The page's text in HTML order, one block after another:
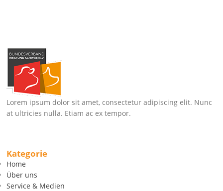
Lorem ipsum dolor sit amet, consectetur adipiscing elit. Nunc
at ultricies nulla. Etiam ac ex tempor.
Kategorie
Home
Über uns
Service & Medien